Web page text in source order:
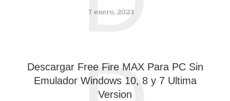
7 enero, 2023
Descargar Free Fire MAX Para PC Sin
Emulador Windows 10, 8 y 7 Ultima
Version